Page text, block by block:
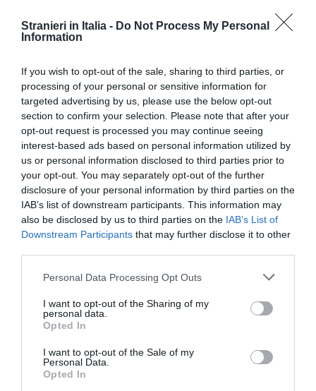
Stranieri in Italia - Do Not Process My Personal
Information
If you wish to opt-out of the sale, sharing to third parties, or
processing of your personal or sensitive information for
targeted advertising by us, please use the below opt-out
section to confirm your selection. Please note that after your
opt-out request is processed you may continue seeing
interest-based ads based on personal information utilized by
us or personal information disclosed to third parties prior to
your opt-out. You may separately opt-out of the further
disclosure of your personal information by third parties on the
IAB’s list of downstream participants. This information may
also be disclosed by us to third parties on the IAB’s List of
Downstream Participants that may further disclose it to other
Personal Data Processing Opt Outs
I want to opt-out of the Sharing of my
personal data.
Opted In
I want to opt-out of the Sale of my
Personal Data.
Opted In
E’ inoltre previsto il pagamento di un contributo
forfettario per le somme dovute dal datore di
lavoro a titolo retributivo, contributivo e fiscale,
acquisizione sono stabilite con decreto del
ministro del lavoro di concerto con il ministro